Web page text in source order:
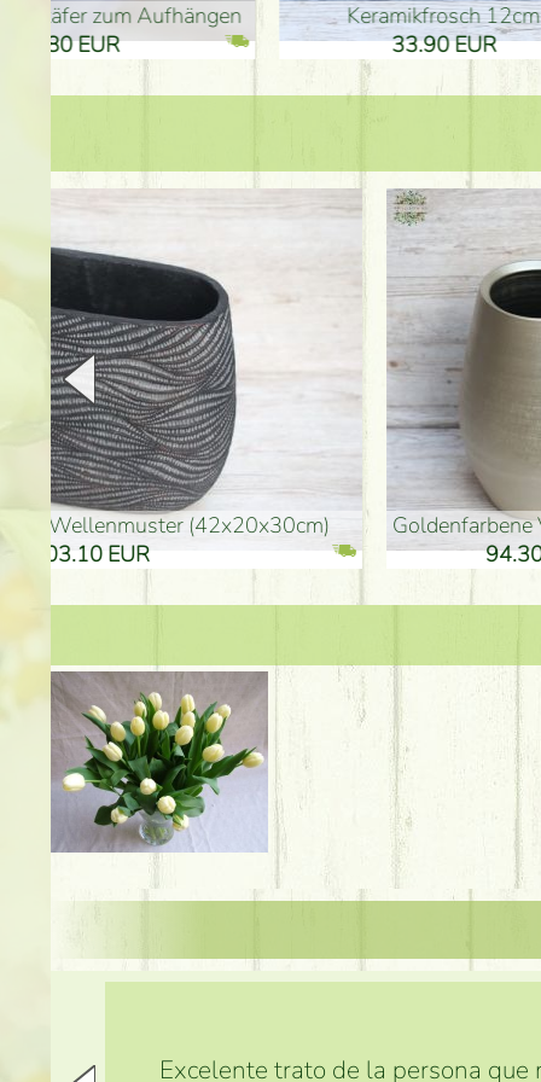
Keramikfrosch 12cm
33.90 EUR
goldenfarbene Vase (40x26cm)
94.30 EUR
hohe goldenfarbene
135.20
Excelente trato de la persona que